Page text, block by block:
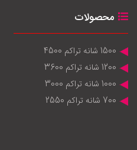
محصولات
1500 شانه تراکم 4500
1200 شانه تراکم 3600
1000 شانه تراکم 3000
700 شانه تراکم 2550